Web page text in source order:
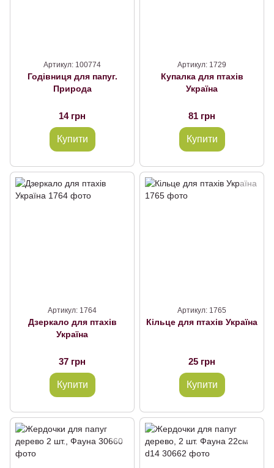
Артикул: 100774
Годівниця для папуг.
Природа
14 грн
Купити
Артикул: 1729
Купалка для птахів
Україна
81 грн
Купити
Артикул: 1764
Дзеркало для птахів
Україна
37 грн
Купити
Артикул: 1765
Кільце для птахів Україна
25 грн
Купити